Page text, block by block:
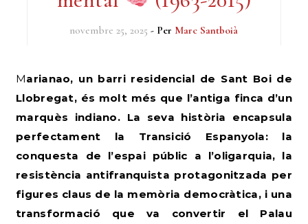
novembre 25, 2025 - Per Marc Santboià
Marianao, un barri residencial de Sant Boi de
Llobregat, és molt més que l’antiga finca d’un
marquès indiano. La seva història encapsula
perfectament la Transició Espanyola: la
conquesta de l’espai públic a l’oligarquia, la
resistència antifranquista protagonitzada per
figures claus de la memòria democràtica, i una
transformació que va convertir el Palau